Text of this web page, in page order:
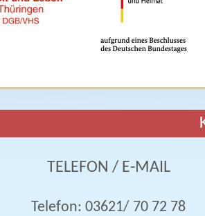
TELEFON / E-MAIL
Telefon: 03621/ 70 72 78